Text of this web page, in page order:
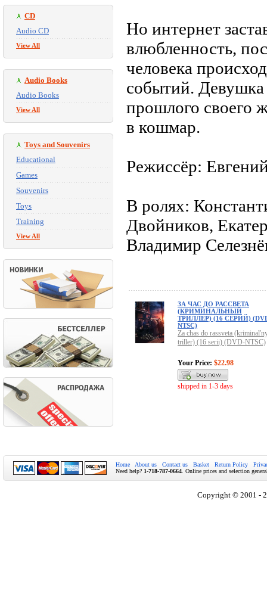
CD
Audio CD
View All
Audio Books
Audio Books
View All
Toys and Souvenirs
Educational
Games
Souvenirs
Toys
Training
View All
Но интернет
влюбленность,
человека
событий. Девушка
прошлого своего
в кошмар.
Режиссёр:
В ролях:
Двойников,
Владимир
ЗА ЧАС ДО РАССВЕТА
(КРИМИНАЛЬНЫЙ
ТРИЛЛЕР) (16 СЕРИЙ)
NTSC)
Za chas do rassveta
triller) (16 serii) (DVD-NTSC)
Your Price: $22.98
shipped in 1-3 days
Home About us Contact us Basket Return Policy
Need help? 1-718-787-0664 . Online prices and selection
Copyright © 2001 -